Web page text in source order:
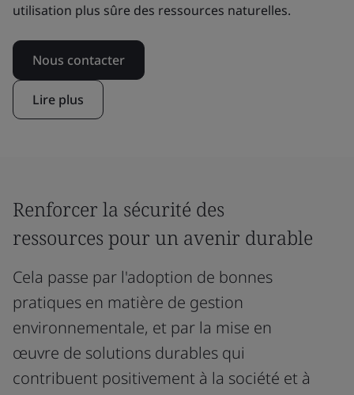
utilisation plus sûre des ressources naturelles.
Nous contacter
Lire plus
Renforcer la sécurité des
ressources pour un avenir durable
Cela passe par l'adoption de bonnes
pratiques en matière de gestion
environnementale, et par la mise en
œuvre de solutions durables qui
contribuent positivement à la société et à